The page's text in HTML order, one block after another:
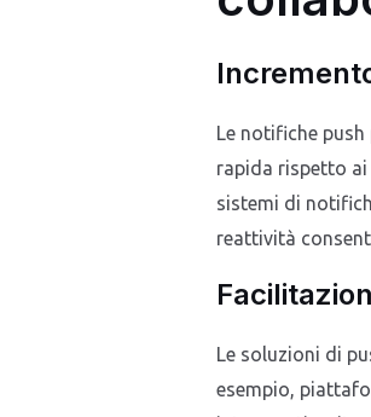
Le notifiche
rapida rispetto
sistemi di
reattività
Le soluzioni di
esempio,